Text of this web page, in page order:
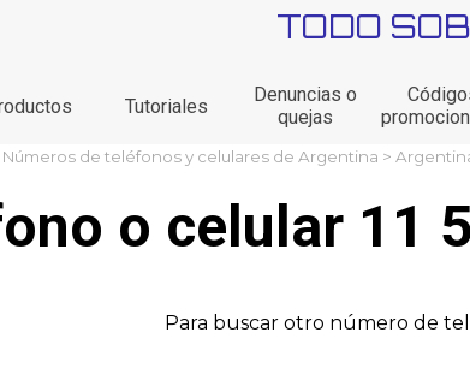
Tutoriales
Denuncias o
quejas
TODO
Números de teléfonos y celulares de Argentina >
o celular 11
Para buscar otro número de